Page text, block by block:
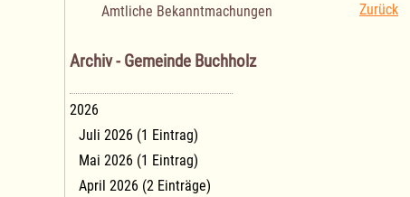
Zurück
Amtliche Bekanntmachungen
Archiv - Gemeinde Buchholz
2026
Juli 2026 (1 Eintrag)
Mai 2026 (1 Eintrag)
April 2026 (2 Einträge)